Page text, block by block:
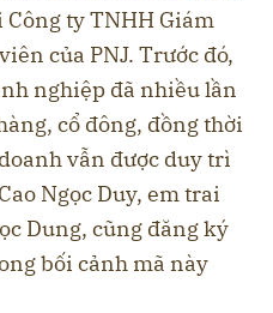
ty TNHH Giám
của PNJ. Trước đó,
nghiệp đã nhiều lần
cổ đông, đồng thời
vẫn được duy trì
Ngọc Duy, em trai
Dung, cũng đăng ký
bối cảnh mã này